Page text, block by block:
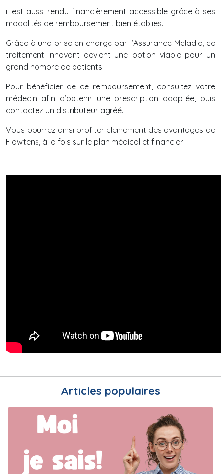
il est aussi rendu financièrement accessible grâce à ses
modalités de remboursement bien établies.
Grâce à une prise en charge par l’Assurance Maladie, ce
traitement innovant devient une option viable pour un
grand nombre de patients.
Pour bénéficier de ce remboursement, consultez votre
médecin afin d’obtenir une prescription adaptée, puis
contactez un distributeur agréé.
Vous pourrez ainsi profiter pleinement des avantages de
Flowtens, à la fois sur le plan médical et financier.
Articles populaires